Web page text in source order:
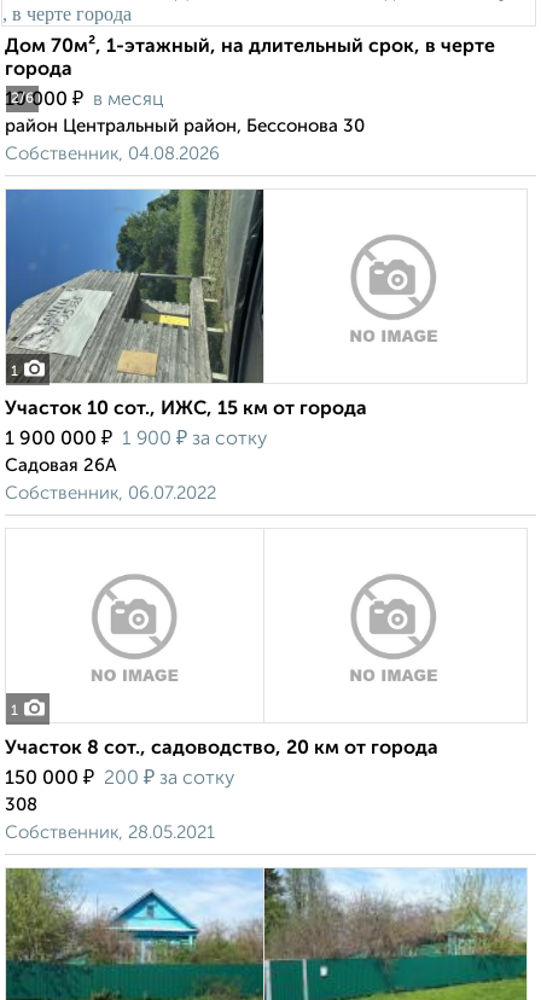
2/6
Дом 70м², 1-этажный, на длительный срок, в черте
города
10 000 ₽ в месяц
район Центральный район, Бессонова 30
Собственник, 04.08.2026
1
Участок 10 сот., ИЖС, 15 км от города
1 900 000 ₽ 1 900 ₽ за сотку
Садовая 26А
Собственник, 06.07.2022
1
Участок 8 сот., садоводство, 20 км от города
150 000 ₽ 200 ₽ за сотку
308
Собственник, 28.05.2021